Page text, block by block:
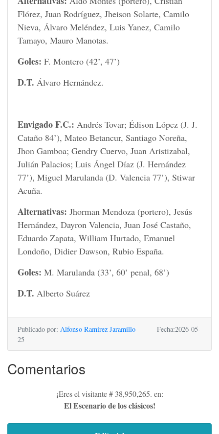
Flórez, Juan Rodríguez, Jheison Solarte, Camilo
Nieva, Álvaro Meléndez, Luis Yanez, Camilo
Tamayo, Mauro Manotas.
Goles: F. Montero (42’, 47’)
D.T. Álvaro Hernández.
Envigado F.C.: Andrés Tovar; Édison López (J. J.
Cataño 84’), Mateo Betancur, Santiago Noreña,
Jhon Gamboa; Gendry Cuervo, Juan Aristizabal,
Julián Palacios; Luis Ángel Díaz (J. Hernández
77’), Miguel Marulanda (D. Valencia 77’), Stiwar
Acuña.
Alternativas: Jhorman Mendoza (portero), Jesús
Hernández, Dayron Valencia, Juan José Castaño,
Eduardo Zapata, William Hurtado, Emanuel
Londoño, Didier Dawson, Rubio España.
Goles: M. Marulanda (33’, 60’ penal, 68’)
D.T. Alberto Suárez
Publicado por: Alfonso Ramírez Jaramillo Fecha:2026-05-
25
Comentarios
¡Eres el visitante # 38,950,265. en:
El Escenario de los clásicos!